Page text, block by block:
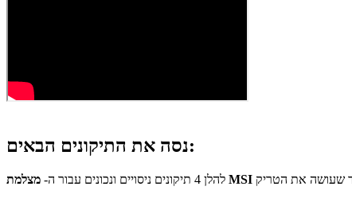
נסה את התיקונים הבאים:
להלן 4 תיקונים ניסויים ונכונים עבור ה-